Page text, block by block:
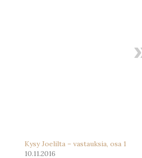
Kysy Joelilta – vastauksia, osa 1
10.11.2016